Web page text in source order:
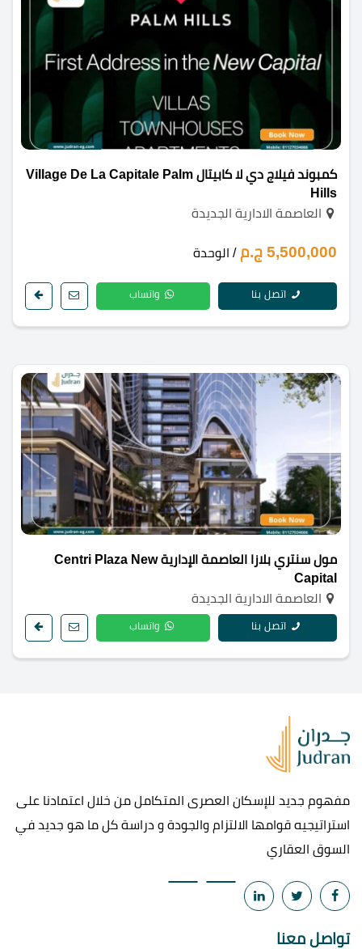
كمبوند فيلاج دي لا كابيتال Village De La Capitale Palm
Hills
العاصمة الادارية الجديدة
5,500,000 ج.م / الوحدة
اتصل بنا واتساب
مول سنتري بلازا العاصمة الإدارية Centri Plaza New
Capital
العاصمة الادارية الجديدة
اتصل بنا واتساب
مفهوم جديد للإسكان العصرى المتكامل من خلال اعتمادنا على
استراتيجيه قوامها الالتزام والجودة و دراسة كل ما هو جديد في
السوق العقاري
تواصل معنا